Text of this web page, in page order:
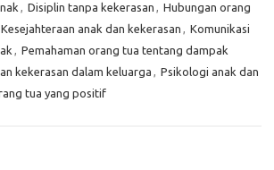
, Disiplin tanpa kekerasan , Hubungan orang
Kesejahteraan anak dan kekerasan , Komunikasi
, Pemahaman orang tua tentang dampak
kekerasan dalam keluarga , Psikologi anak dan
tua yang positif